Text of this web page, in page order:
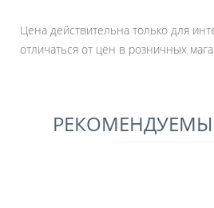
Цена действительна только для
отличаться от цен в розничных